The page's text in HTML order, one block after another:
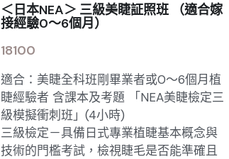
＜日本NEA＞ 三級美睫証照班 （適合嫁
接經驗0～6個月）
18100
適合：美睫全科班剛畢業者或0～6個月植
睫經驗者 含課本及考題 「NEA美睫檢定三
級模擬衝刺班」(4小時)
三級檢定－具備日式專業植睫基本概念與
技術的門檻考試，檢視睫毛是否能準確且